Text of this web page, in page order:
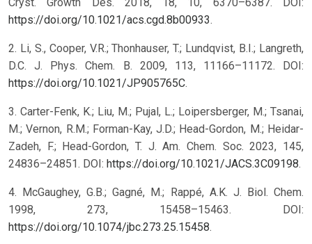
https://doi.org/10.1021/acs.cgd.8b00933.
2. Li, S., Cooper, V.R.; Thonhauser, T.; Lundqvist, B.I.; Langreth,
D.C. J. Phys. Chem. B. 2009, 113, 11166–11172. DOI:
https://doi.org/10.1021/JP905765C.
3. Carter-Fenk, K.; Liu, M.; Pujal, L.; Loipersberger, M.; Tsanai,
M.; Vernon, R.M.; Forman-Kay, J.D.; Head-Gordon, M.; Heidar-
Zadeh, F.; Head-Gordon, T. J. Am. Chem. Soc. 2023, 145,
24836–24851. DOI: https://doi.org/10.1021/JACS.3C09198.
4. McGaughey, G.B.; Gagné, M.; Rappé, A.K. J. Biol. Chem.
1998, 273, 15458–15463. DOI:
https://doi.org/10.1074/jbc.273.25.15458.